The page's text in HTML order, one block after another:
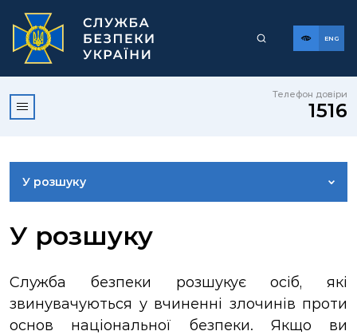
ENG
Телефон довіри
1516
У розшуку
КОРИСНА ІНФОРМАЦІЯ
У розшуку
Служба безпеки розшукує осіб, які
звинувачуються у вчиненні злочинів проти
основ національної безпеки. Якщо ви